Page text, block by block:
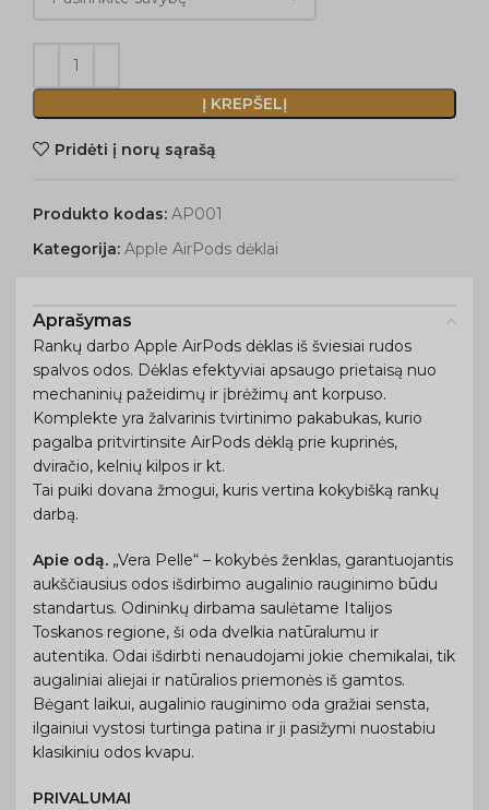
Į KREPŠELĮ
Pridėti į norų sąrašą
Produkto kodas: AP001
Kategorija: Apple AirPods dėklai
Aprašymas
Rankų darbo Apple AirPods dėklas iš šviesiai rudos
spalvos odos. Dėklas efektyviai apsaugo prietaisą nuo
mechaninių pažeidimų ir įbrėžimų ant korpuso.
Komplekte yra žalvarinis tvirtinimo pakabukas, kurio
pagalba pritvirtinsite AirPods dėklą prie kuprinės,
dviračio, kelnių kilpos ir kt.
Tai puiki dovana žmogui, kuris vertina kokybišką rankų
darbą.
Apie odą. „Vera Pelle“ – kokybės ženklas, garantuojantis
aukščiausius odos išdirbimo augalinio rauginimo būdu
standartus. Odininkų dirbama saulėtame Italijos
Toskanos regione, ši oda dvelkia natūralumu ir
autentika. Odai išdirbti nenaudojami jokie chemikalai, tik
augaliniai aliejai ir natūralios priemonės iš gamtos.
Bėgant laikui, augalinio rauginimo oda gražiai sensta,
ilgainiui vystosi turtinga patina ir ji pasižymi nuostabiu
klasikiniu odos kvapu.
PRIVALUMAI